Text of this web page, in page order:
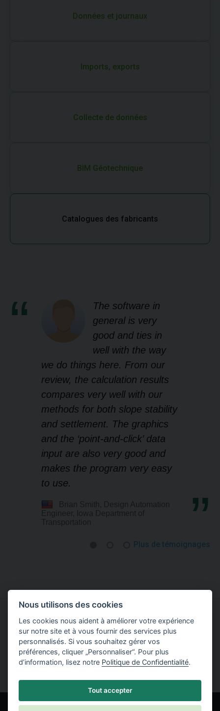
Données et journaux
Imports, exports
Collecte de données
BIM Géotechnique
Catalogues des fabricants
The software in
general is very
good and ties in
well with the way
we do things here. From our
review, the calculation results
compares very well with our
methods for both slope stability
and settlement. The graphics
and the ‘point-and-click’ data
input are also very good and
makes the program very easy
to use.
Plus de témoignages
Essayer de travailler avec le logiciel GEO5
Télécharger la version Démo
Nous utilisons des cookies
Les cookies nous aident à améliorer votre expérience
sur notre site et à vous fournir des services plus
personnalisés. Si vous souhaitez gérer vos
préférences, cliquer „Personnaliser“. Pour plus
d’information, lisez notre Politique de Confidentialité.
Tout accepter